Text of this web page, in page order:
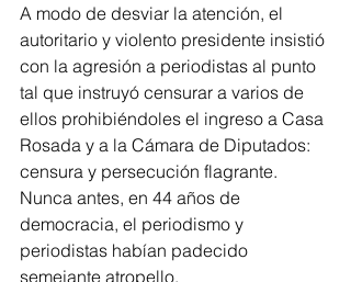
A modo de desviar la atención, el
autoritario y violento presidente insistió
con la agresión a periodistas al punto
tal que instruyó censurar a varios de
ellos prohibiéndoles el ingreso a Casa
Rosada y a la Cámara de Diputados:
censura y persecución flagrante.
Nunca antes, en 44 años de
democracia, el periodismo y
periodistas habían padecido
semejante atropello.